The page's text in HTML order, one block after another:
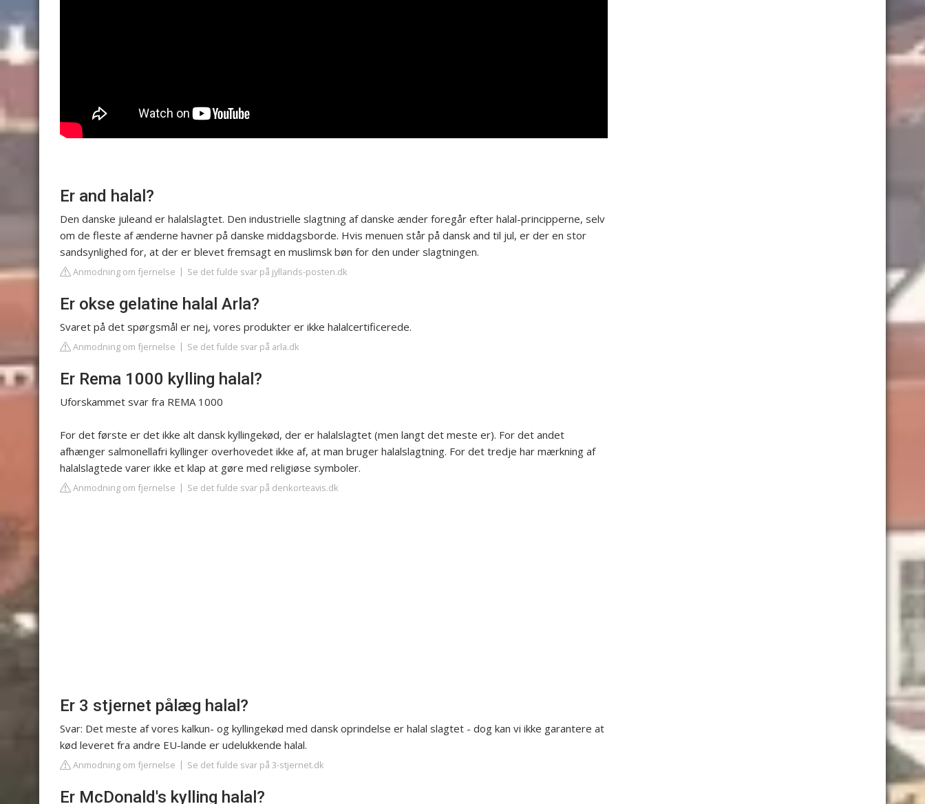
Er and halal?
Den danske juleand er halalslagtet. Den industrielle slagtning af danske ænder foregår efter halal-principperne, selv
om de fleste af ænderne havner på danske middagsborde. Hvis menuen står på dansk and til jul, er der en stor
sandsynlighed for, at der er blevet fremsagt en muslimsk bøn for den under slagtningen.
Anmodning om fjernelse Se det fulde svar på jyllands-posten.dk
Er okse gelatine halal Arla?
Svaret på det spørgsmål er nej, vores produkter er ikke halalcertificerede.
Anmodning om fjernelse Se det fulde svar på arla.dk
Er Rema 1000 kylling halal?
Uforskammet svar fra REMA 1000
For det første er det ikke alt dansk kyllingekød, der er halalslagtet (men langt det meste er). For det andet
afhænger salmonellafri kyllinger overhovedet ikke af, at man bruger halalslagtning. For det tredje har mærkning af
halalslagtede varer ikke et klap at gøre med religiøse symboler.
Anmodning om fjernelse Se det fulde svar på denkorteavis.dk
Er 3 stjernet pålæg halal?
Svar: Det meste af vores kalkun- og kyllingekød med dansk oprindelse er halal slagtet - dog kan vi ikke garantere at
kød leveret fra andre EU-lande er udelukkende halal.
Anmodning om fjernelse Se det fulde svar på 3-stjernet.dk
Er McDonald's kylling halal?